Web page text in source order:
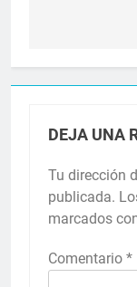
DEJA UNA
Tu dirección
publicada.
marcados
Comentario *